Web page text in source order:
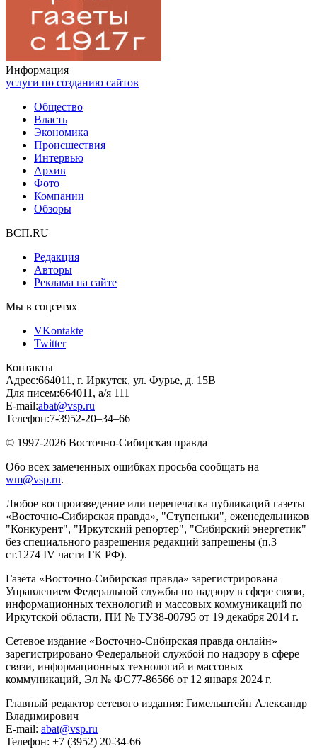
Информация
услуги по созданию сайтов
Общество
Власть
Экономика
Происшествия
Интервью
Архив
Фото
Компании
Обзоры
ВСП.RU
Редакция
Авторы
Реклама на сайте
Мы в соцсетях
VKontakte
Twitter
Контакты
Адрес:664011, г. Иркутск, ул. Фурье, д. 15В
Для писем:664011, а/я 111
E-mail:abat@vsp.ru
Телефон:7-3952-20–34–66
© 1997-2026 Восточно-Сибирская правда
Обо всех замеченных ошибках просьба сообщать на
wm@vsp.ru.
Любое воспроизведение или перепечатка публикаций газеты
«Восточно-Сибирская правда», "Ступеньки", еженедельников
"Конкурент", "Иркутский репортер", "Сибирский энергетик"
без специального разрешения редакций запрещены (п.3
ст.1274 IV части ГК РФ).
Газета «Восточно-Сибирская правда» зарегистрирована
Управлением Федеральной службы по надзору в сфере связи,
информационных технологий и массовых коммуникаций по
Иркутской области, ПИ № ТУ38-00795 от 19 декабря 2014 г.
Сетевое издание «Восточно-Сибирская правда онлайн»
зарегистрировано Федеральной службой по надзору в сфере
связи, информационных технологий и массовых
коммуникаций, Эл № ФС77-86566 от 12 января 2024 г.
Главный редактор сетевого издания: Гимельштейн Александр
Владимирович
E-mail: abat@vsp.ru
Телефон: +7 (3952) 20-34-66